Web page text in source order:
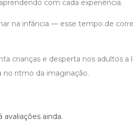
com cada experiência.
na infância — esse tempo de
crianças e desperta nos adultos a
no ritmo da imaginação.
avaliações ainda.